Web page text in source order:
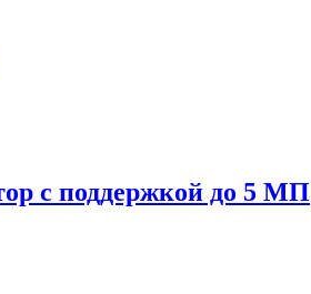
с поддержкой до 5 МП